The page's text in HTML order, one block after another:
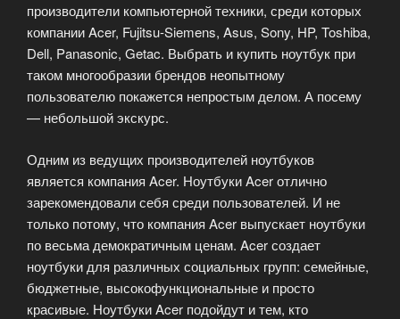
производители компьютерной техники, среди которых
компании Acer, Fujitsu-Siemens, Asus, Sony, HP, Toshiba,
Dell, Panasonic, Getac. Выбрать и купить ноутбук при
таком многообразии брендов неопытному
пользователю покажется непростым делом. А посему
— небольшой экскурс.
Одним из ведущих производителей ноутбуков
является компания Acer. Ноутбуки Acer отлично
зарекомендовали себя среди пользователей. И не
только потому, что компания Acer выпускает ноутбуки
по весьма демократичным ценам. Acer создает
ноутбуки для различных социальных групп: семейные,
бюджетные, высокофункциональные и просто
красивые. Ноутбуки Acer подойдут и тем, кто